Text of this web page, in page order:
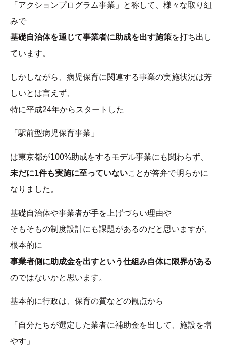
「アクションプログラム事業」と称して、様々な取り組
みで
基礎自治体を通じて事業者に助成を出す施策を打ち出し
ています。
しかしながら、病児保育に関連する事業の実施状況は芳
しいとは言えず、
特に平成24年からスタートした
「駅前型病児保育事業」
は東京都が100%助成をするモデル事業にも関わらず、
未だに1件も実施に至っていないことが答弁で明らかに
なりました。
基礎自治体や事業者が手を上げづらい理由や
そもそもの制度設計にも課題があるのだと思いますが、
根本的に
事業者側に助成金を出すという仕組み自体に限界がある
のではないかと思います。
基本的に行政は、保育の質などの観点から
「自分たちが選定した業者に補助金を出して、施設を増
やす」